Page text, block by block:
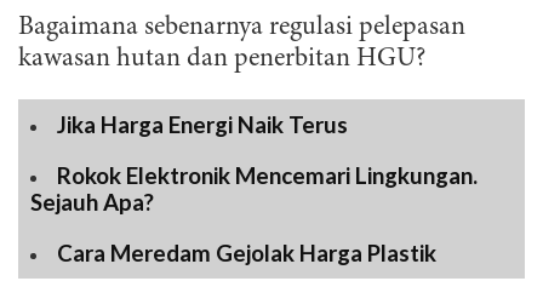
Bagaimana sebenarnya regulasi pelepasan
kawasan hutan dan penerbitan HGU?
Jika Harga Energi Naik Terus
Rokok Elektronik Mencemari Lingkungan.
Sejauh Apa?
Cara Meredam Gejolak Harga Plastik